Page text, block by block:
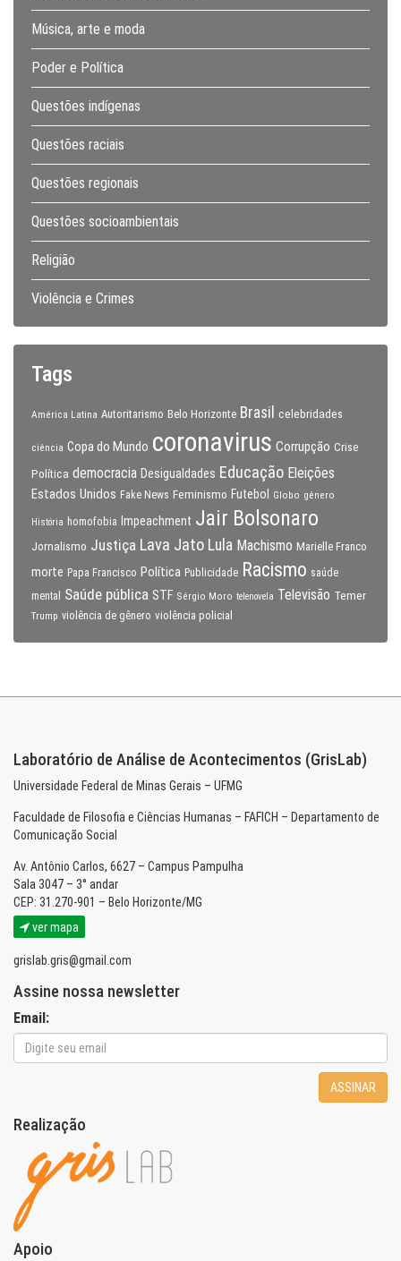
Música, arte e moda
Poder e Política
Questões indígenas
Questões raciais
Questões regionais
Questões socioambientais
Religião
Violência e Crimes
Tags
América Latina Autoritarismo Belo Horizonte Brasil celebridades
ciência Copa do Mundo coronavirus Corrupção Crise
Política democracia Desigualdades Educação Eleições
Estados Unidos Fake News Feminismo Futebol Globo gênero
História homofobia Impeachment Jair Bolsonaro
Jornalismo Justiça Lava Jato Lula Machismo Marielle Franco
morte Papa Francisco Política Publicidade Racismo saúde
mental
Saúde pública STF Sérgio Moro telenovela Televisão Temer
Trump violência de gênero violência policial
Laboratório de Análise de Acontecimentos (GrisLab)
Universidade Federal de Minas Gerais – UFMG
Faculdade de Filosofia e Ciências Humanas – FAFICH – Departamento de
Comunicação Social
Av. Antônio Carlos, 6627 – Campus Pampulha
Sala 3047 – 3° andar
CEP: 31.270-901 – Belo Horizonte/MG
ver mapa
grislab.gris@gmail.com
Assine nossa newsletter
Email:
ASSINAR
Realização
Apoio